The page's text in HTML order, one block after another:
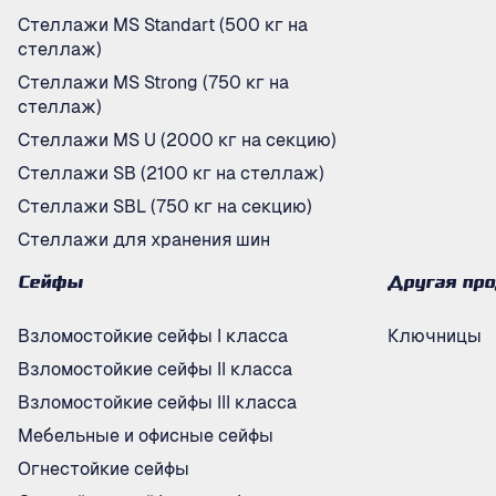
Стеллажи MS Standart (500 кг на
стеллаж)
Стеллажи MS Strong (750 кг на
стеллаж)
Стеллажи MS U (2000 кг на секцию)
Стеллажи SB (2100 кг на стеллаж)
Стеллажи SBL (750 кг на секцию)
Стеллажи для хранения шин
Сейфы
Взломостойкие сейфы I класса
Взломостойкие сейфы II класса
Взломостойкие сейфы III класса
Мебельные и офисные сейфы
Огнестойкие сейфы
Другая
Ключницы